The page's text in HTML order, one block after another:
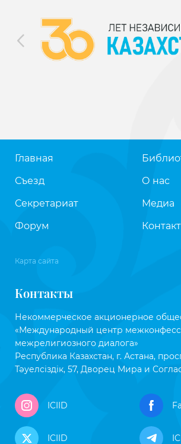
Главная
Съезд
Секретариат
Форум
О нас
Медиа
Карта сайта
Контакты
Некоммерческое акционерное
«Международный центр
межрелигиозного диалога»
Республика Казахстан, г. Астана,
Тәуелсіздік, 57, Дворец Мира и
ICIID
ICIID